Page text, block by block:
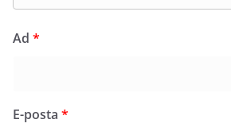
Ad *
E-posta *